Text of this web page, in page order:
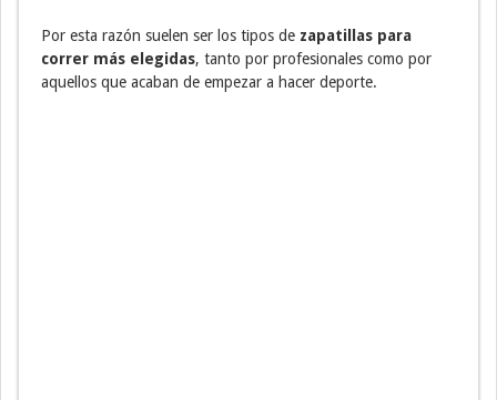
Por esta razón suelen ser los tipos de zapatillas para
correr más elegidas, tanto por profesionales como por
aquellos que acaban de empezar a hacer deporte.